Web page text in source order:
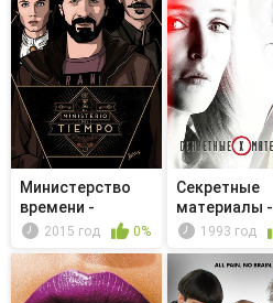
Министерство
времени -
Cualquier tiem...
2015 год 0%
Секретные
материалы -
Ничего
1993 год